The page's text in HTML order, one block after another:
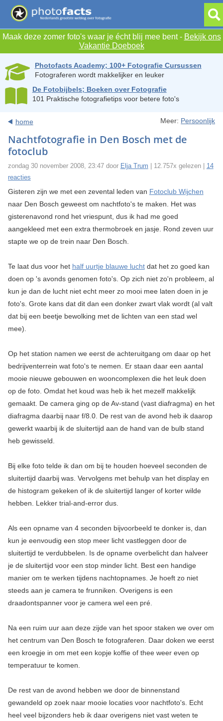
Maak deze zomer foto's waar je écht blij mee bent - Bekijk ons
Vakantie Doeboek
Photofacts Academy; 100+ Fotografie Cursussen
Fotograferen wordt makkelijker en leuker
De Fotobijbels; Boeken over Fotografie
101 Praktische fotografietips voor betere foto's
home Meer: Persoonlijk
Nachtfotografie in Den Bosch met de
fotoclub
zondag 30 november 2008, 23:47 door Elja Trum | 12.757x gelezen | 14
reacties
Gisteren zijn we met een zevental leden van Fotoclub Wijchen
naar Den Bosch geweest om nachtfoto's te maken. Het was
gisterenavond rond het vriespunt, dus ik had me goed
aangekleed met een extra thermobroek en jasje. Rond zeven uur
stapte we op de trein naar Den Bosch.
Te laat dus voor het half uurtje blauwe luchtdat het zo goed kan
doen op 's avonds genomen foto's. Op zich niet zo'n probleem, al
kun je dan de lucht niet echt meer zo mooi mee laten doen in je
foto's. Grote kans dat dit dan een donker zwart vlak wordt (al valt
dat bij een beetje bewolking met de lichten van een stad wel
mee).
Op het station namen we eerst de achteruitgang om daar op het
bedrijventerrein wat foto's te nemen. Er staan daar een aantal
mooie nieuwe gebouwen en wooncomplexen die het leuk doen
op de foto. Omdat het koud was heb ik het mezelf makkelijk
gemaakt. De camera ging op de Av-stand (vast diafragma) en het
diafragma daarbij naar f/8.0. De rest van de avond heb ik daarop
gewerkt waarbij ik de sluitertijd aan de hand van de bulb stand
heb gewisseld.
Bij elke foto telde ik dan om bij te houden hoeveel seconden de
sluitertijd daarbij was. Vervolgens met behulp van het display en
de histogram gekeken of ik de sluitertijd langer of korter wilde
hebben. Lekker trial-and-error dus.
Als een opname van 4 seconden bijvoorbeeld te donker is, dan
kun je eenvoudig een stop meer licht vastleggen door de
sluitertijd te verdubbelen. Is de opname overbelicht dan halveer
je de sluitertijd voor een stop minder licht. Best een handige
manier om te werken tijdens nachtopnames. Je hoeft zo niet
steeds aan je camera te frunniken. Overigens is een
draadontspanner voor je camera wel een pré.
Na een ruim uur aan deze zijde van het spoor staken we over om
het centrum van Den Bosch te fotograferen. Daar doken we eerst
een kroegje in om met een kopje koffie of thee weer even op
temperatuur te komen.
De rest van de avond hebben we door de binnenstand
gewandeld op zoek naar mooie locaties voor nachtfoto's. Echt
heel veel bijzonders heb ik daar overigens niet vast weten te